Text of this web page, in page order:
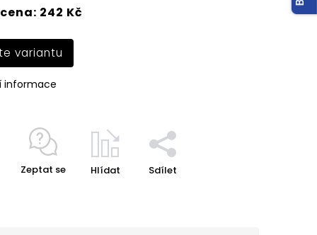
242 Kč
variantu
informace
Zeptat se Hlídat Sdílet